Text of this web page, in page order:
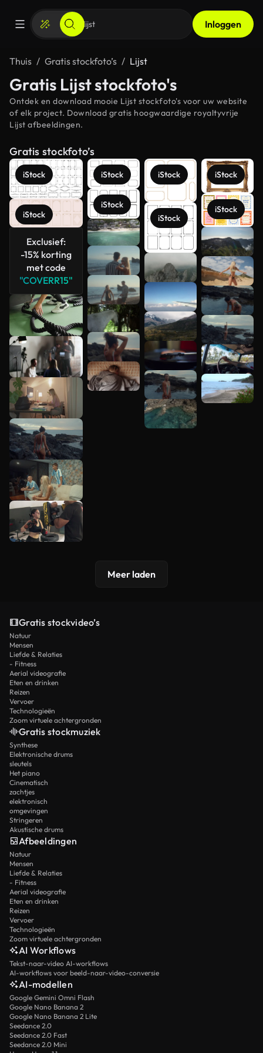
Inloggen
Thuis Gratis stockfoto’s Lijst
Gratis Lijst stockfoto's
Ontdek en download mooie Lijst stockfoto's voor uw website
of elk project. Download gratis hoogwaardige royaltyvrije
Lijst afbeeldingen.
Gratis stockfoto’s
iStock
iStock
Exclusief:
-15% korting
met code
"COVERR15"
iStock
iStock
iStock
iStock
iStock
iStock
Meer
bekijken
Meer laden
Gratis stockvideo’s
Natuur
Mensen
Liefde & Relaties
- Fitness
Aerial videografie
Eten en drinken
Reizen
Vervoer
Technologieën
Zoom virtuele achtergronden
Gratis stockmuziek
Synthese
Elektronische drums
sleutels
Het piano
Cinematisch
zachtjes
elektronisch
omgevingen
Stringeren
Akustische drums
Afbeeldingen
Natuur
Mensen
Liefde & Relaties
- Fitness
Aerial videografie
Eten en drinken
Reizen
Vervoer
Technologieën
Zoom virtuele achtergronden
AI Workflows
Tekst-naar-video AI-workflows
AI-workflows voor beeld-naar-video-conversie
AI-modellen
Google Gemini Omni Flash
Google Nano Banana 2
Google Nano Banana 2 Lite
Seedance 2.0
Seedance 2.0 Fast
Seedance 2.0 Mini